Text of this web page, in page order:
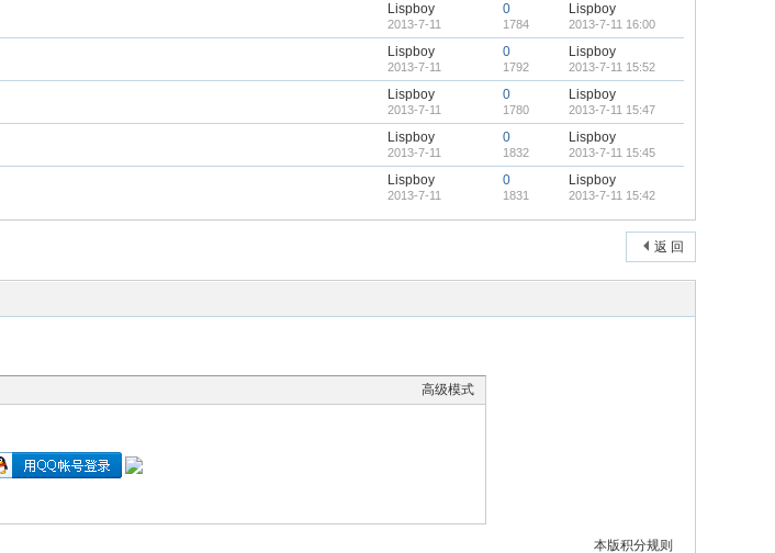
Lispboy
2013-7-11
0
1784
Lispboy
2013-7-11 16:00
Lispboy
2013-7-11
0
1792
Lispboy
2013-7-11 15:52
Lispboy
2013-7-11
0
1780
Lispboy
2013-7-11 15:47
Lispboy
2013-7-11
0
1832
Lispboy
2013-7-11 15:45
Lispboy
2013-7-11
0
1831
Lispboy
2013-7-11 15:42
返 回
高级模式
本版积分规则